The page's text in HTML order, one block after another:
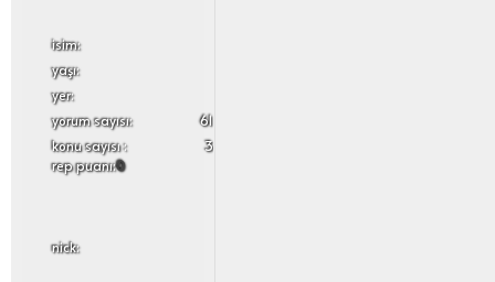
i̇sim:
yaşı:
yer:
yorum sayısı:
61
konu sayısı :
3
rep puanı:0
nick: